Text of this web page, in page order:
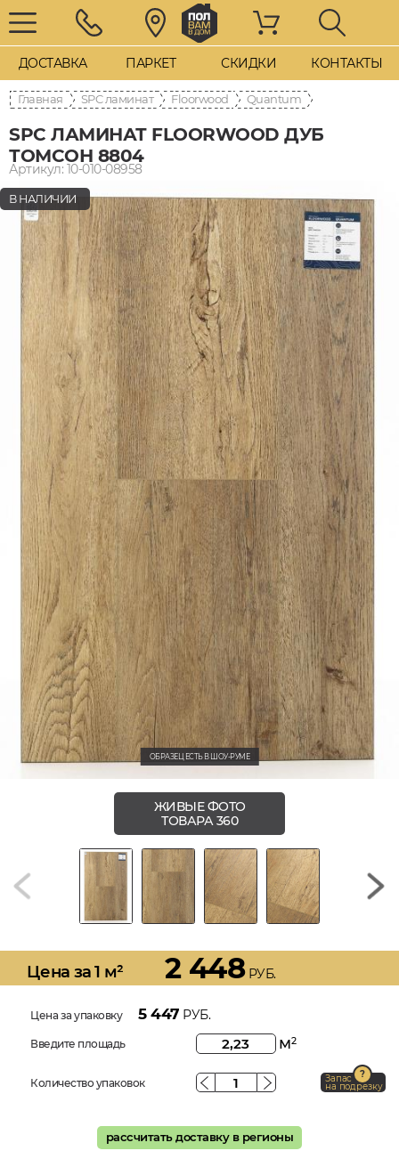
ДОСТАВКА ПАРКЕТ СКИДКИ КОНТАКТЫ
Главная SPC ламинат Floorwood Quantum
SPC ЛАМИНАТ FLOORWOOD ДУБ
ТОМСОН 8804
Артикул: 10-010-08958
В НАЛИЧИИ
ОБРАЗЕЦ ЕСТЬ В ШОУ-РУМЕ
ЖИВЫЕ ФОТО
ТОВАРА 360
Цена за 1 м² 2 448РУБ.
Цена за упаковку 5 447 РУБ.
Введите площадь м2
Количество упаковок Запас
на подрезку
рассчитать доставку в регионы